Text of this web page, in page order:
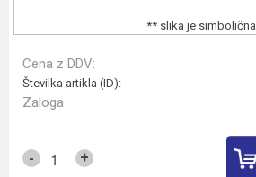
** slika je simbolična
Cena z DDV:
Številka artikla (ID):
Zaloga
- +